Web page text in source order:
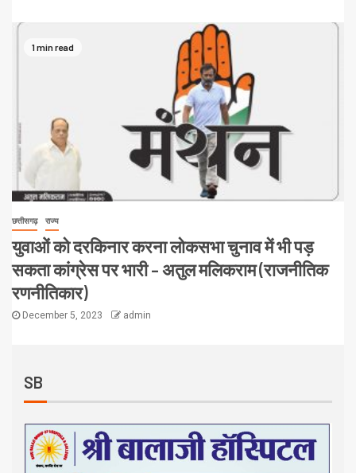
1 min read
छत्तीसगढ़ राज्य
युवाओं को दरकिनार करना लोकसभा चुनाव में भी पड़
सकता कांग्रेस पर भारी – अतुल मलिकराम (राजनीतिक
रणनीतिकार)
December 5, 2023 admin
SB